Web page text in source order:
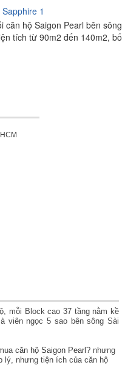
1
căn hộ Saigon Pearl bên sông
tích từ 90m2 đến 140m2, bố
mỗi Block cao 37 tầng nằm kề
viên ngọc 5 sao bên sông Sài
căn hộ Saigon Pearl ? nhưng
lý, nhưng tiện ích của căn hộ